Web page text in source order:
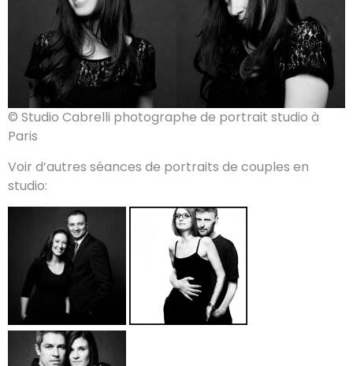
© Studio Cabrelli photographe de portrait studio à
Paris
Voir d’autres séances de portraits de couples en
studio: